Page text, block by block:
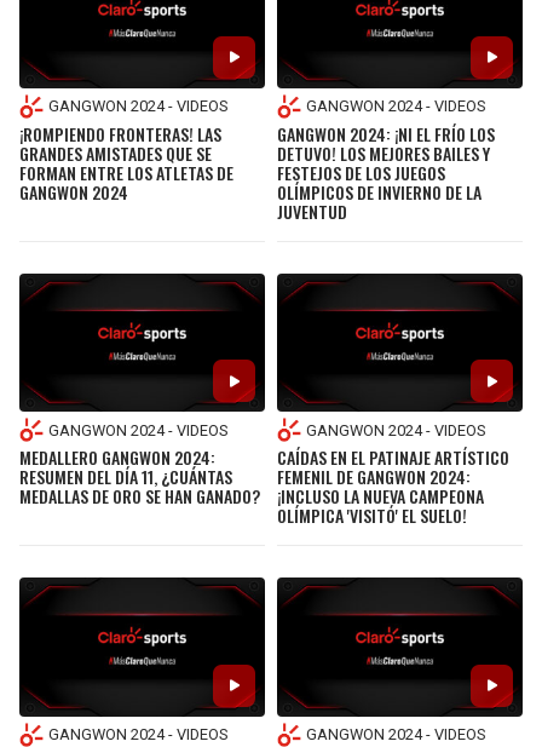
GANGWON 2024 - VIDEOS
¡ROMPIENDO FRONTERAS! LAS
GRANDES AMISTADES QUE SE
FORMAN ENTRE LOS ATLETAS DE
GANGWON 2024
GANGWON 2024 - VIDEOS
GANGWON 2024: ¡NI EL FRÍO LOS
DETUVO! LOS MEJORES BAILES Y
FESTEJOS DE LOS JUEGOS
OLÍMPICOS DE INVIERNO DE LA
JUVENTUD
GANGWON 2024 - VIDEOS
MEDALLERO GANGWON 2024:
RESUMEN DEL DÍA 11, ¿CUÁNTAS
MEDALLAS DE ORO SE HAN GANADO?
GANGWON 2024 - VIDEOS
CAÍDAS EN EL PATINAJE ARTÍSTICO
FEMENIL DE GANGWON 2024:
¡INCLUSO LA NUEVA CAMPEONA
OLÍMPICA 'VISITÓ' EL SUELO!
GANGWON 2024 - VIDEOS GANGWON 2024 - VIDEOS